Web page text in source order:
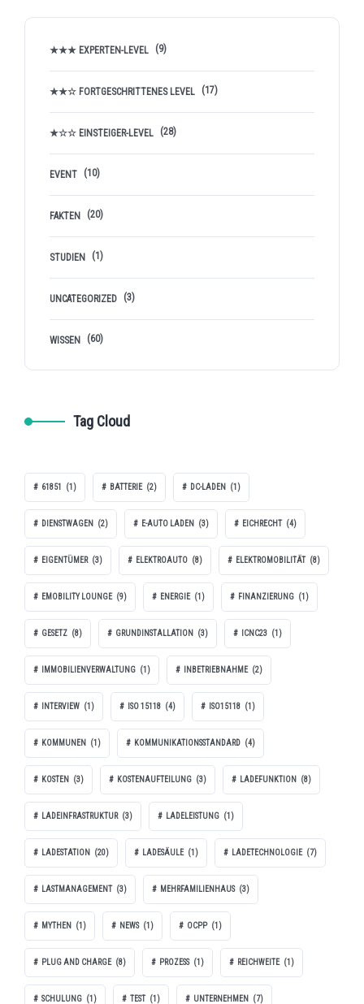
★★★ EXPERTEN-LEVEL (9)
★★☆ FORTGESCHRITTENES LEVEL (17)
★☆☆ EINSTEIGER-LEVEL (28)
EVENT (10)
FAKTEN (20)
STUDIEN (1)
UNCATEGORIZED (3)
WISSEN (60)
Tag Cloud
61851 (1) BATTERIE (2) DC-LADEN (1)
DIENSTWAGEN (2) E-AUTO LADEN (3) EICHRECHT (4)
EIGENTÜMER (3) ELEKTROAUTO (8) ELEKTROMOBILITÄT (8)
EMOBILITY LOUNGE (9) ENERGIE (1) FINANZIERUNG (1)
GESETZ (8) GRUNDINSTALLATION (3) ICNC23 (1)
IMMOBILIENVERWALTUNG (1) INBETRIEBNAHME (2)
INTERVIEW (1) ISO 15118 (4) ISO15118 (1)
KOMMUNEN (1) KOMMUNIKATIONSSTANDARD (4)
KOSTEN (3) KOSTENAUFTEILUNG (3) LADEFUNKTION (8)
LADEINFRASTRUKTUR (3) LADELEISTUNG (1)
LADESTATION (20) LADESÄULE (1) LADETECHNOLOGIE (7)
LASTMANAGEMENT (3) MEHRFAMILIENHAUS (3)
MYTHEN (1) NEWS (1) OCPP (1)
PLUG AND CHARGE (8) PROZESS (1) REICHWEITE (1)
SCHULUNG (1) TEST (1) UNTERNEHMEN (7)